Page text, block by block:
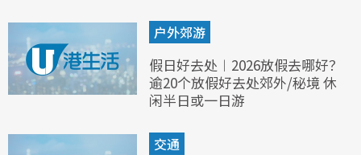
户外郊游
假日好去处︱2026放假去哪好？
逾20个放假好去处郊外/秘境 休
闲半日或一日游
交通